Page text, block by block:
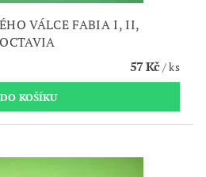
VÁLCE FABIA I, II,
57 Kč/ ks